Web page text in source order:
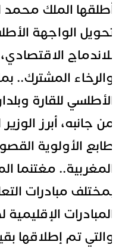
الملك محمد
الواجهة
المشترك..
للقارة
جانبه، أبرز
الأولوية
مغتنما
مبادرات
الإقليمية
تم إطلاقها